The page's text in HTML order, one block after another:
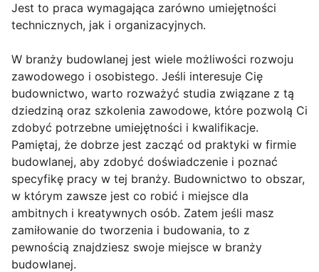
Jest to praca wymagająca zarówno umiejętności
technicznych, jak i organizacyjnych.
W branży budowlanej jest wiele możliwości rozwoju
zawodowego i osobistego. Jeśli interesuje Cię
budownictwo, warto rozważyć studia związane z tą
dziedziną oraz szkolenia zawodowe, które pozwolą Ci
zdobyć potrzebne umiejętności i kwalifikacje.
Pamiętaj, że dobrze jest zacząć od praktyki w firmie
budowlanej, aby zdobyć doświadczenie i poznać
specyfikę pracy w tej branży. Budownictwo to obszar,
w którym zawsze jest co robić i miejsce dla
ambitnych i kreatywnych osób. Zatem jeśli masz
zamiłowanie do tworzenia i budowania, to z
pewnością znajdziesz swoje miejsce w branży
budowlanej.